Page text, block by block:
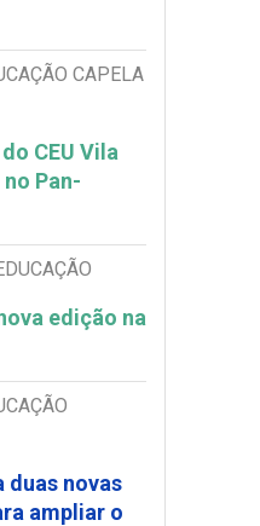
CAPELA
CEU Vila
Pan-
edição na
duas novas
ampliar o